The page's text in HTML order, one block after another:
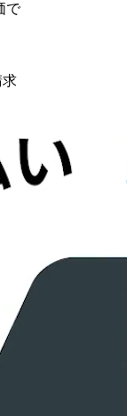
で
求